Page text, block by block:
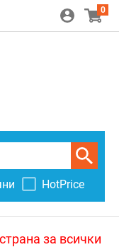
0
HotPrice
за всички